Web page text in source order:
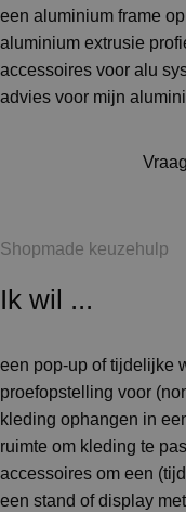
een aluminium frame
aluminium extrusie
accessoires voor alu
advies voor mijn
Shopmade keuzehulp
Ik wil ...
een pop-up of tijdelijke
proefopstelling voor
kleding ophangen in
ruimte om kleding te
accessoires om een
een stand of display